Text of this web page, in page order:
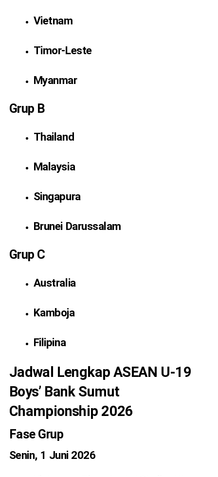
Vietnam
Timor-Leste
Myanmar
Grup B
Thailand
Malaysia
Singapura
Brunei Darussalam
Grup C
Australia
Kamboja
Filipina
Jadwal Lengkap ASEAN U-19
Boys’ Bank Sumut
Championship 2026
Fase Grup
Senin, 1 Juni 2026